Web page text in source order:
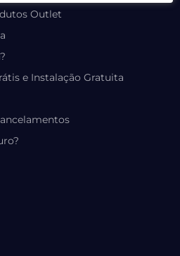
Outlet
e Instalação Gratuita